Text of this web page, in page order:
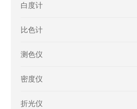
白度计
比色计
测色仪
密度仪
折光仪